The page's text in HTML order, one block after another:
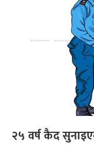
२५ वर्ष कैद